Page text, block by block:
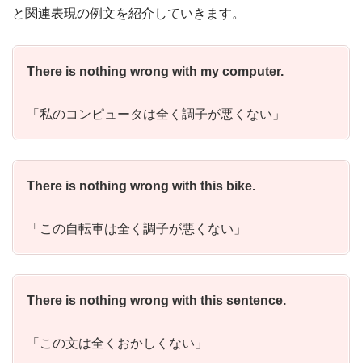
と関連表現の例文を紹介していきます。
There is nothing wrong with my computer.
「私のコンピュータは全く調子が悪くない」
There is nothing wrong with this bike.
「この自転車は全く調子が悪くない」
There is nothing wrong with this sentence.
「この文は全くおかしくない」